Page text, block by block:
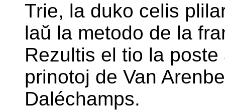
Trie, la duko celis
laŭ la metodo de la
Rezultis el tio la
prinotoj de Van
Daléchamps.